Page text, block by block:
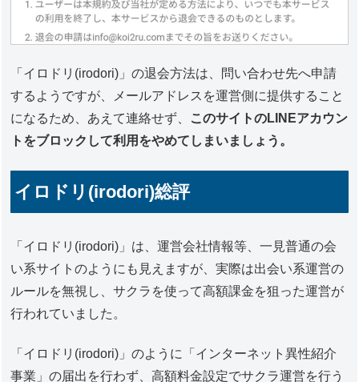
「イロドリ(irodori)」の退会方法は、問い合わせ先へ申請
するようですが、メールアドレスを運営側に提供すること
になるため、あえて連絡せず、
このサイトのLINEアカウン
トをブロックして利用をやめてしまいましょう。
イロドリ(irodori)総評
「イロドリ(irodori)」は、運営会社情報等、一見普通の会
い系サイトのようにも見えますが、実際は出会い系運営の
ルールを無視し、サクラを使って高額課金を狙った運営が
行われていました。
「イロドリ(irodori)」のように「インターネット異性紹介
事業」の届出を行わず、高額料金設定でサクラ運営を行う